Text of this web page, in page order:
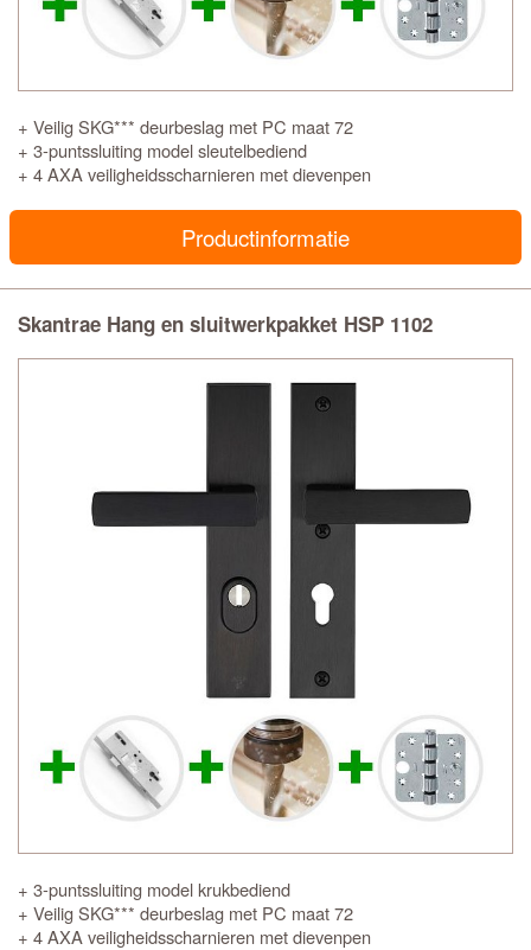
+ Veilig SKG*** deurbeslag met PC maat 72
+ 3-puntssluiting model sleutelbediend
+ 4 AXA veiligheidsscharnieren met dievenpen
Productinformatie
Skantrae Hang en sluitwerkpakket HSP 1102
+ 3-puntssluiting model krukbediend
+ Veilig SKG*** deurbeslag met PC maat 72
+ 4 AXA veiligheidsscharnieren met dievenpen